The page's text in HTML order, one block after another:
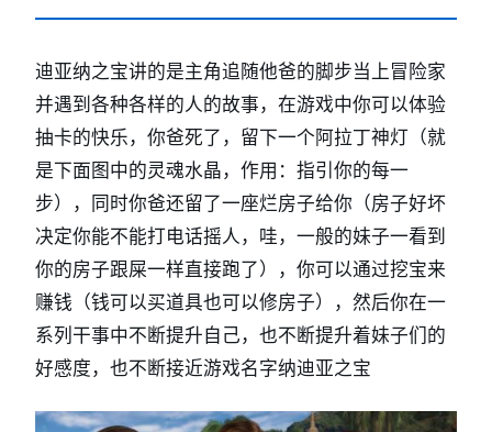
迪亚纳之宝讲的是主角追随他爸的脚步当上冒险家
并遇到各种各样的人的故事，在游戏中你可以体验
抽卡的快乐，你爸死了，留下一个阿拉丁神灯（就
是下面图中的灵魂水晶，作用：指引你的每一
步），同时你爸还留了一座烂房子给你（房子好坏
决定你能不能打电话摇人，哇，一般的妹子一看到
你的房子跟屎一样直接跑了），你可以通过挖宝来
赚钱（钱可以买道具也可以修房子），然后你在一
系列干事中不断提升自己，也不断提升着妹子们的
好感度，也不断接近游戏名字纳迪亚之宝